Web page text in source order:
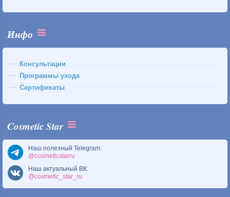
Инфо
Консультации
Программы ухода
Сертификаты
Cosmetic Star
Наш полезный Telegram:
@cosmeticstarru
Наш актуальный ВК:
@cosmetic_star_ru